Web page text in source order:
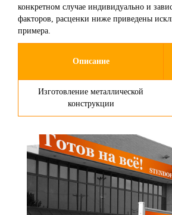
конкретном случае индивидуально и
факторов, расценки ниже приведены
примера.
Описание
Изготовление металлической
конструкции